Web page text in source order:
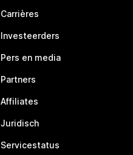
Carrières
Investeerders
Pers en media
Partners
Affiliates
Juridisch
Servicestatus